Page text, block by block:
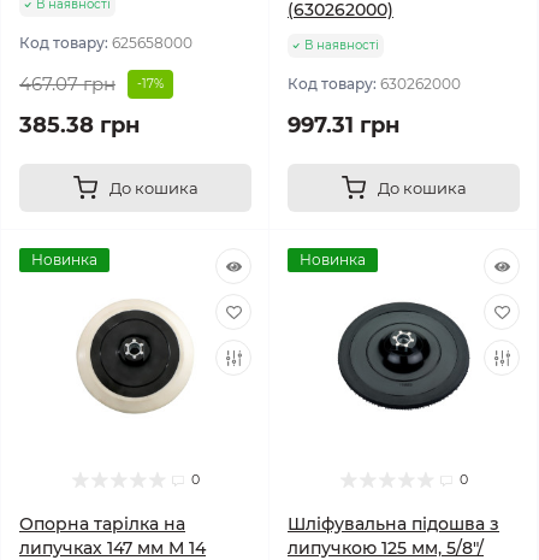
В наявності
Код товару: 625658000
467.07 грн -17%
385.38 грн
До кошика
(630262000)
В наявності
Код товару: 630262000
997.31 грн
До кошика
Новинка
0
Опорна тарілка на
липучках 147 мм M 14
Новинка
0
Шліфувальна підошва з
липучкою 125 мм, 5/8"/